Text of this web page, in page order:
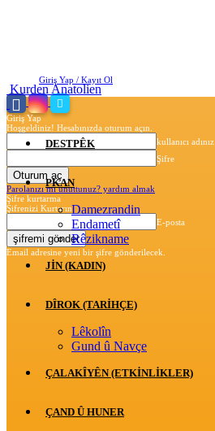
Giriş Yap / Kayıt Ol
Giriş Yap
Hoşgeldiniz! Hesabınızda oturum açın.
kullanıcı adınız
Şifre
Parolanızı mı unuttunuz? yardım almak
Şifre kurtarma
Şifrenizi Kurtarın
E-posta
Email adresine yeni bir şifre gönderilecek.
Kurden Anatolien
DESTPÊK
PKAN
Damezrandin
Endametî
Rêzikname
JİN (KADIN)
DÎROK (TARİHÇE)
Lêkolîn
Gund û Navçe
ÇALAKÎYÊN (ETKINLIKLER)
ÇAND Û HUNER